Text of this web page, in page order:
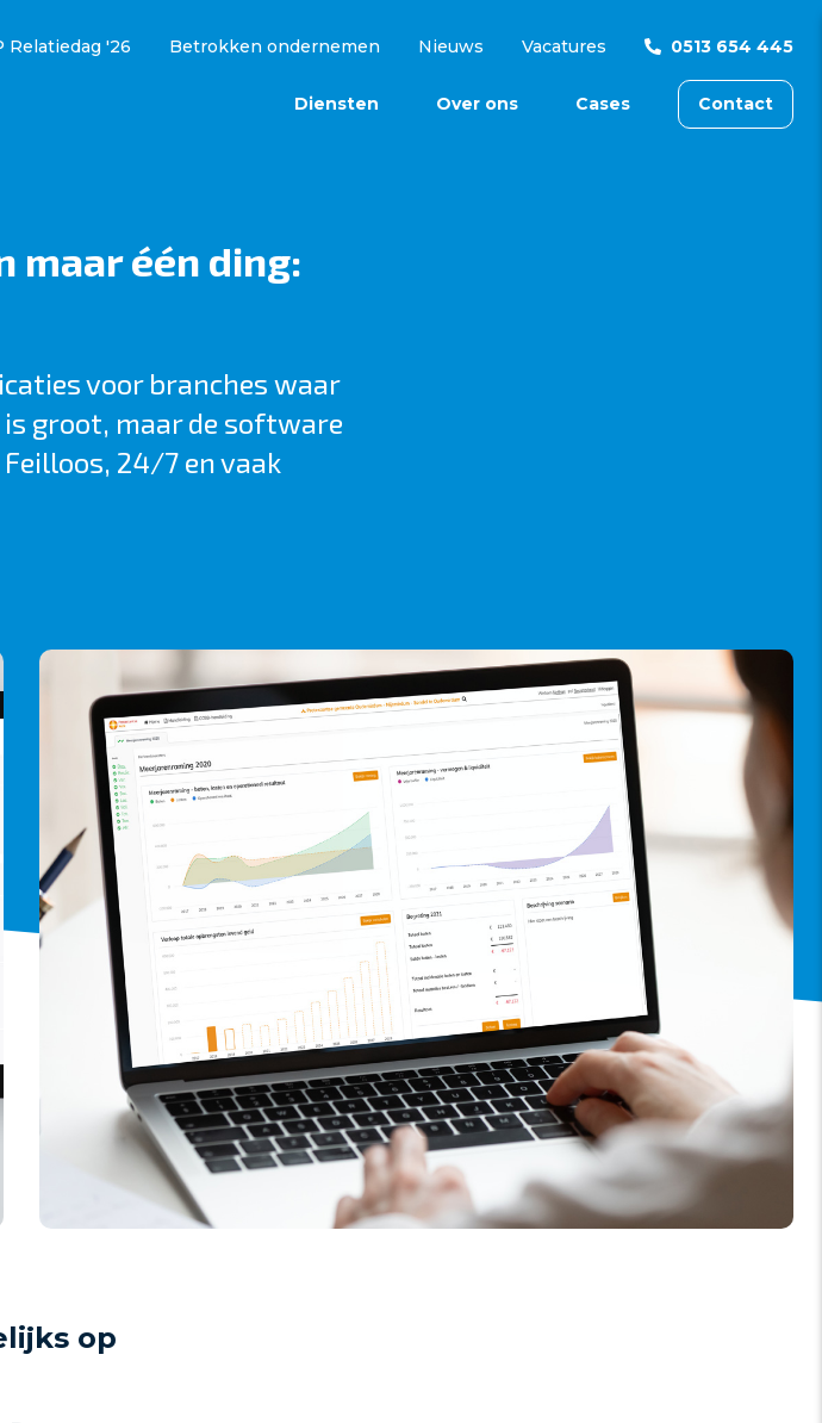
Relatiedag '26 Betrokken ondernemen Nieuws Vacatures 0513 654 445
Diensten Over ons Cases Contact
maar één ding:
voor branches waar
groot, maar de software
24/7 en vaak
op